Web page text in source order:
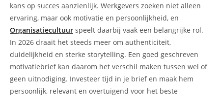
kans op succes aanzienlijk. Werkgevers zoeken niet alleen
ervaring, maar ook motivatie en persoonlijkheid, en
Organisatiecultuur speelt daarbij vaak een belangrijke rol.
In 2026 draait het steeds meer om authenticiteit,
duidelijkheid en sterke storytelling. Een goed geschreven
motivatiebrief kan daarom het verschil maken tussen wel of
geen uitnodiging. Investeer tijd in je brief en maak hem
persoonlijk, relevant en overtuigend voor het beste